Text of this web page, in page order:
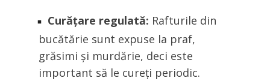
Curățare regulată: Rafturile din
bucătărie sunt expuse la praf,
grăsimi și murdărie, deci este
important să le cureți periodic.